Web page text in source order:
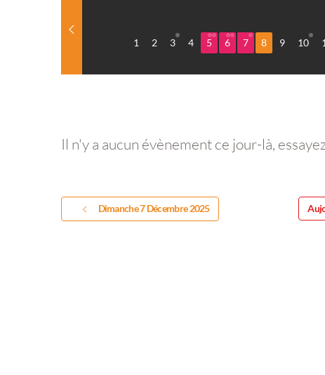
1 2 3 4 5 6 7 8 9 10
Il n'y a aucun évènement ce jour-là,
Dimanche 7 Décembre 2025